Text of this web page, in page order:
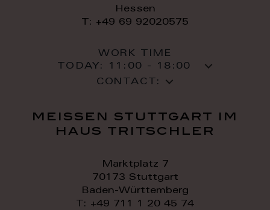
Hessen
T: +49 69 92020575
WORK TIME
TODAY:
11:00 - 18:00
CONTACT:
meissen stuttgart im
haus tritschler
Marktplatz 7
70173 Stuttgart
Baden-Württemberg
T: +49 711 1 20 45 74